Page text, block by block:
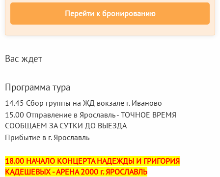
Перейти к бронированию
Вас ждет
Программа тура
14.45 Сбор группы на ЖД вокзале г. Иваново
15.00 Отправление в Ярославль - ТОЧНОЕ ВРЕМЯ
СООБЩАЕМ ЗА СУТКИ ДО ВЫЕЗДА
Прибытие в г. Ярославль
18.00 НАЧАЛО КОНЦЕРТА НАДЕЖДЫ И ГРИГОРИЯ
КАДЕШЕВЫХ - АРЕНА 2000 г. ЯРОСЛАВЛЬ